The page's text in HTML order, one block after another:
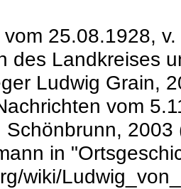
25.08.1928,
des Landkreises
Ludwig Grain,
vom
Schönbrunn,
in
wiki/